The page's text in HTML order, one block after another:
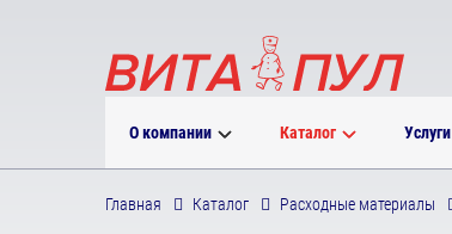
О компании Каталог Услуги
Главная Каталог Расходные материалы